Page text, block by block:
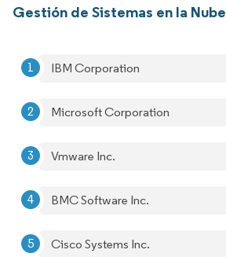
Gestión de Sistemas en la Nube
IBM Corporation
Microsoft Corporation
Vmware Inc.
BMC Software Inc.
Cisco Systems Inc.